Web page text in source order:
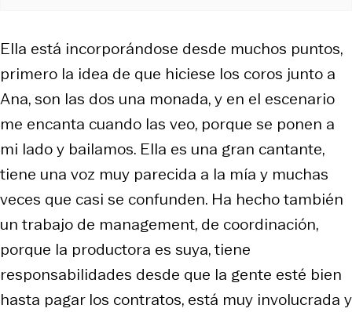
Ella está incorporándose desde muchos puntos,
primero la idea de que hiciese los coros junto a
Ana, son las dos una monada, y en el escenario
me encanta cuando las veo, porque se ponen a
mi lado y bailamos. Ella es una gran cantante,
tiene una voz muy parecida a la mía y muchas
veces que casi se confunden. Ha hecho también
un trabajo de management, de coordinación,
porque la productora es suya, tiene
responsabilidades desde que la gente esté bien
hasta pagar los contratos, está muy involucrada y